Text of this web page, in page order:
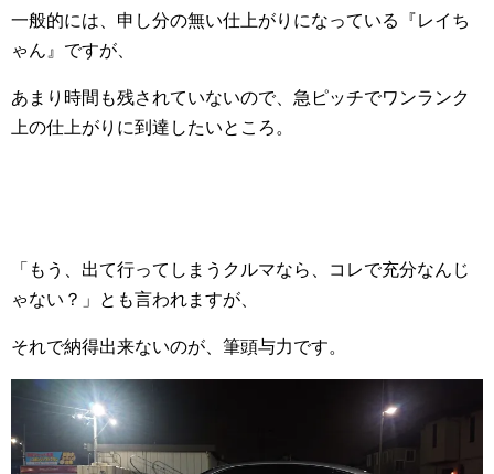
一般的には、申し分の無い仕上がりになっている『レイち
ゃん』ですが、
あまり時間も残されていないので、急ピッチでワンランク
上の仕上がりに到達したいところ。
「もう、出て行ってしまうクルマなら、コレで充分なんじ
ゃない？」とも言われますが、
それで納得出来ないのが、筆頭与力です。